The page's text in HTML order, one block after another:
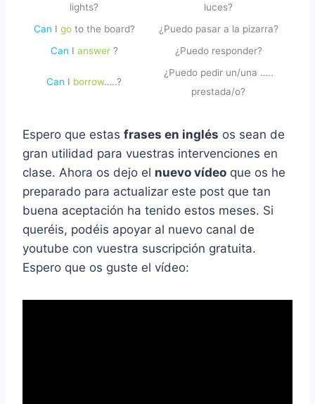
lights?
luces?
Can I go to the board?
¿Puedo pasar a la pizarra?
Can I answer ? ¿Puedo responder?
Can I borrow…..?
¿Puedo pedir un/una …..
prestada/o?
Espero que estas frases en inglés os sean de
gran utilidad para vuestras intervenciones en
clase. Ahora os dejo el nuevo vídeo que os he
preparado para actualizar este post que tan
buena aceptación ha tenido estos meses. Si
queréis, podéis apoyar al nuevo canal de
youtube con vuestra suscripción gratuita.
Espero que os guste el vídeo: